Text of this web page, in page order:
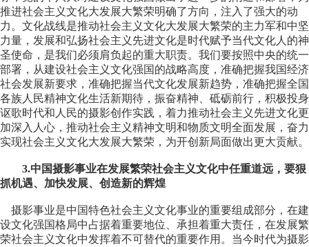
推进社会主义文化大发展大繁荣明确了方向，注入了强大的动
力。文化战线是推动社会主义文化大发展大繁荣的主力军和中坚
力量，发展和弘扬社会主义先进文化是时代赋予当代文化人的神
圣使命，是我们必须肩负起的重大职责。我们要按照中央的统一
部署，从建设社会主义文化强国的战略高度，准确把握我国经济
社会发展新要求，准确把握当代文化发展新趋势，准确把握全国
各族人民精神文化生活新期待，振奋精神、砥砺前行，积极投身
讴歌时代和人民的摄影创作实践，着力推动社会主义先进文化更
加深入人心，推动社会主义精神文明和物质文明全面发展，奋力
实现社会主义文化大发展大繁荣，为开创新局面做出更大贡献。
3.中国摄影事业在发展繁荣社会主义文化中任重道远，要狠
抓机遇、加快发展、创造新的辉煌
摄影事业是中国特色社会主义文化事业的重要组成部分，在建
设文化强国格局中占据着重要地位、承担着重大责任，在发展繁
荣社会主义文化中发挥着不可替代的重要作用。当今时代为摄影